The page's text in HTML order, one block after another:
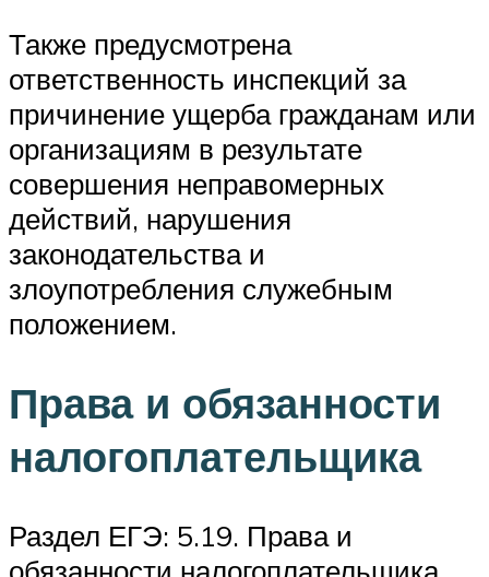
Также предусмотрена
ответственность инспекций за
причинение ущерба гражданам или
организациям в результате
совершения неправомерных
действий, нарушения
законодательства и
злоупотребления служебным
положением.
Права и обязанности
налогоплательщика
Раздел ЕГЭ: 5.19. Права и